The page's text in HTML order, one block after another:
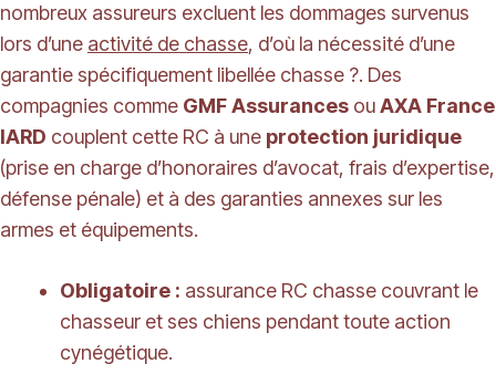
nombreux assureurs excluent les dommages survenus
lors d’une activité de chasse, d’où la nécessité d’une
garantie spécifiquement libellée chasse ?. Des
compagnies comme GMF Assurances ouAXA France
IARD couplent cette RC à une protection juridique
(prise en charge d’honoraires d’avocat, frais d’expertise,
défense pénale) et à des garanties annexes sur les
armes et équipements.
Obligatoire : assurance RC chasse couvrant le
chasseur et ses chiens pendant toute action
cynégétique.